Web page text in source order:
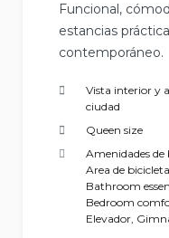
Funcional,
estancias
contemporáneo.
Vista interior y
ciudad
Queen size
Amenidades de
Area de
Bathroom
Bedroom
Elevador,